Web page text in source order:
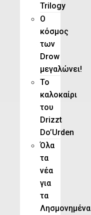
Trilogy
O
κόσμος
των
Drow
μεγαλώνει!
To
καλοκαίρι
του
Drizzt
Do’Urden
Όλα
τα
νέα
για
τα
Λησμονημένα